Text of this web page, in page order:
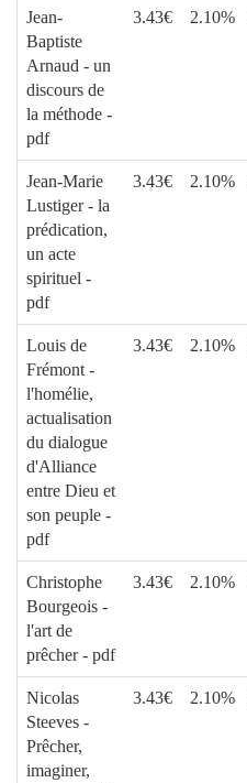
Jean-
Baptiste
Arnaud - un
discours de
la méthode -
pdf
3.43€ 2.10%
Jean-Marie
Lustiger - la
prédication,
un acte
spirituel -
pdf
3.43€ 2.10%
Louis de
Frémont -
l'homélie,
actualisation
du dialogue
d'Alliance
entre Dieu et
son peuple -
pdf
3.43€ 2.10%
Christophe
Bourgeois -
l'art de
prêcher - pdf
3.43€ 2.10%
Nicolas
Steeves -
Prêcher,
imaginer,
3.43€ 2.10%